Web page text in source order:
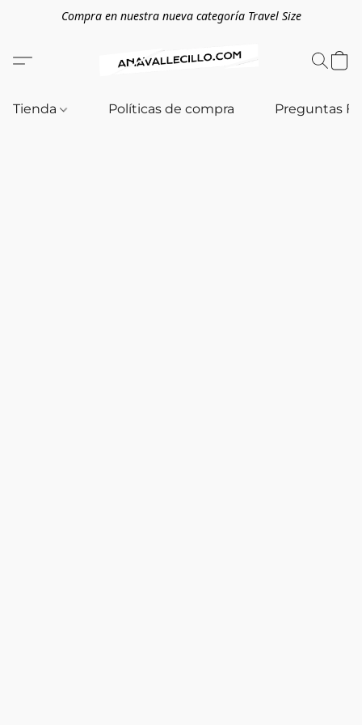
Compra en nuestra nueva categoría Travel Size
Tienda Políticas de compra Preguntas